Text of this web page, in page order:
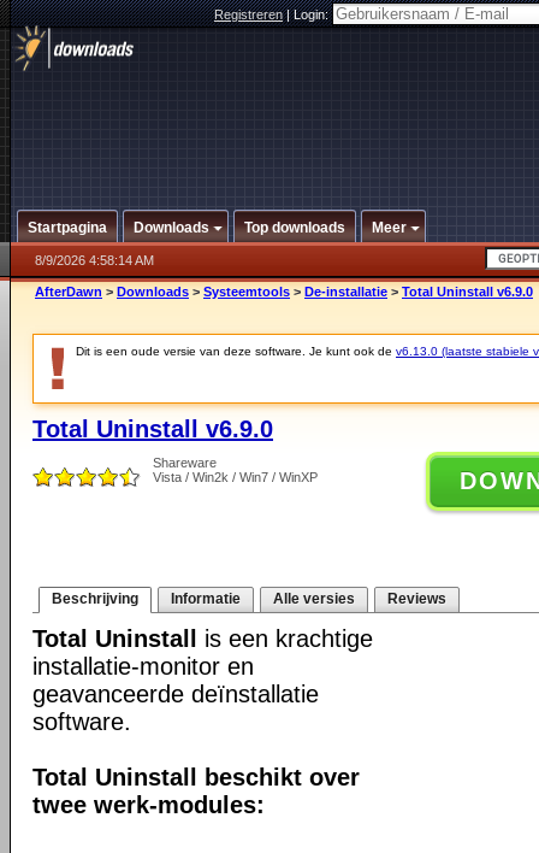
Registreren|Login:
Startpagina Downloads Top downloads Meer
8/9/2026 4:58:14 AM
AfterDawn > Downloads > Systeemtools > De-installatie > Total Uninstall v6.9.0
Dit is een oude versie van deze software. Je kunt ook de v6.13.0 (laatste stabiele
Total Uninstall v6.9.0
Shareware
Vista / Win2k / Win7 / WinXP
Beschrijving Informatie Alle versies Reviews
Total Uninstall
is een krachtige
installatie-monitor en
geavanceerde deïnstallatie
software.
Total Uninstall beschikt over
twee werk-modules: